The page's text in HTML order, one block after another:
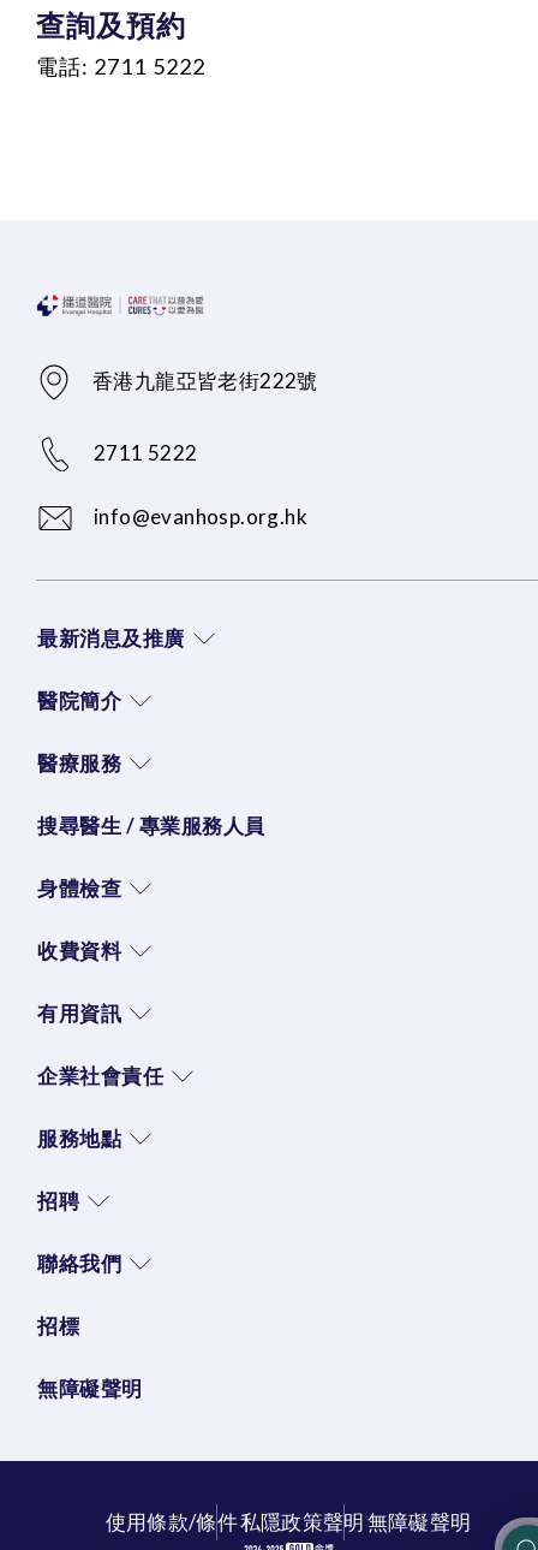
查詢及預約
電話: 2711 5222
香港九龍亞皆老街222號
2711 5222
info@evanhosp.org.hk
最新消息及推廣
醫院簡介
醫療服務
搜尋醫生 / 專業服務人員
身體檢查
收費資料
有用資訊
企業社會責任
服務地點
招聘
聯絡我們
招標
無障礙聲明
使用條款/條件私隱政策聲明無障礙聲明